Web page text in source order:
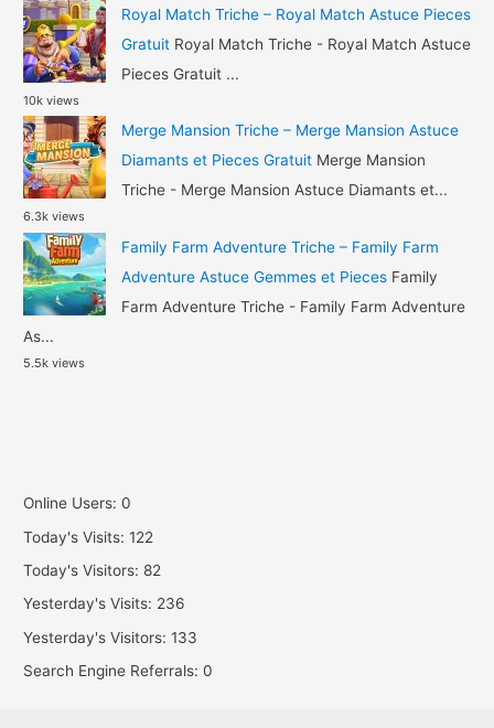
:
Royal Match Triche – Royal Match Astuce Pieces
Gratuit Royal Match Triche - Royal Match Astuce
Pieces Gratuit ...
10k views
Merge Mansion Triche – Merge Mansion Astuce
Diamants et Pieces Gratuit Merge Mansion
Triche - Merge Mansion Astuce Diamants et...
6.3k views
Family Farm Adventure Triche – Family Farm
Adventure Astuce Gemmes et Pieces Family
Farm Adventure Triche - Family Farm Adventure
As...
5.5k views
Online Users:0
Today's Visits:122
Today's Visitors: 82
Yesterday's Visits: 236
Yesterday's Visitors:133
Search Engine Referrals:0